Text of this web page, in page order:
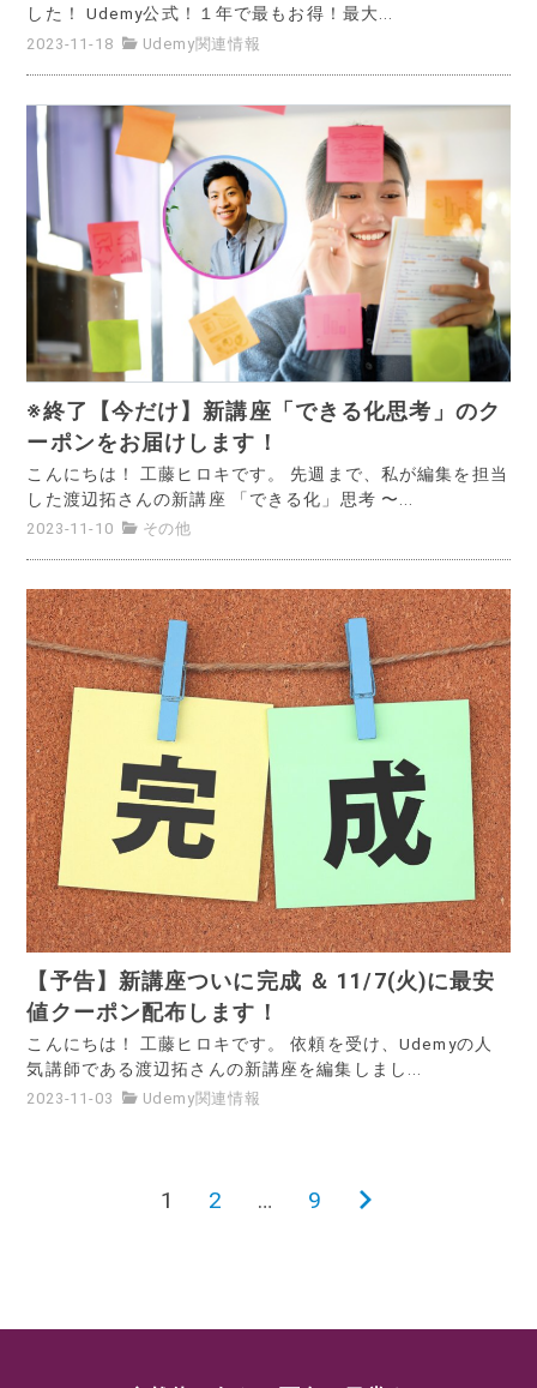
した！ Udemy公式！１年で最もお得！最大...
2023-11-18 Udemy関連情報
※終了【今だけ】新講座「できる化思考」のク
ーポンをお届けします！
こんにちは！ 工藤ヒロキです。 先週まで、私が編集を担当
した渡辺拓さんの新講座 「できる化」思考 〜...
2023-11-10 その他
【予告】新講座ついに完成 ＆ 11/7(火)に最安
値クーポン配布します！
こんにちは！ 工藤ヒロキです。 依頼を受け、Udemyの人
気講師である渡辺拓さんの新講座を編集しまし...
2023-11-03 Udemy関連情報
1 2 … 9
次
ジ